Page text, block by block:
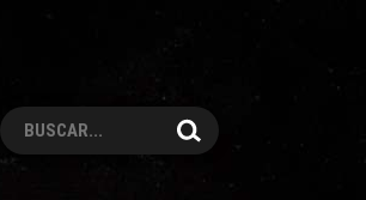
Pesquisar